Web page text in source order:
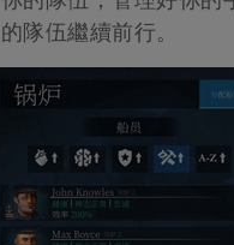
隊伍繼續前行。